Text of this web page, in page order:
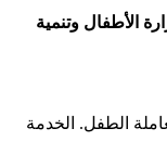
الأطفال وتنمية
الطفل. الخدمة